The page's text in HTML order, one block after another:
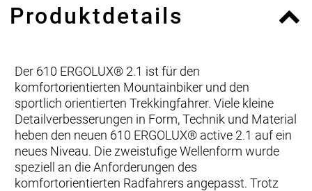
Produktdetails
Der 610 ERGOLUX® 2.1 ist für den
komfortorientierten Mountainbiker und den
sportlich orientierten Trekkingfahrer. Viele kleine
Detailverbesserungen in Form, Technik und Material
heben den neuen 610 ERGOLUX® active 2.1 auf ein
neues Niveau. Die zweistufige Wellenform wurde
speziell an die Anforderungen des
komfortorientierten Radfahrers angepasst. Trotz